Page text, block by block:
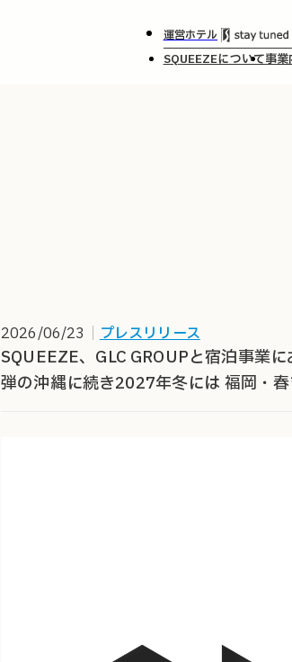
運営ホテル
SQUEEZEについて事
2026/06/23 ｜プレスリリース
SQUEEZE、GLC GROUPと宿泊事業
弾の沖縄に続き2027年冬には 福岡・